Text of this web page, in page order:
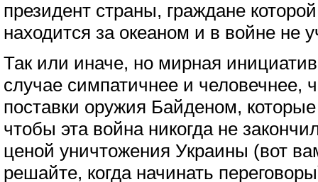
президент страны, граждане
находится за океаном и в войне не
Так или иначе, но мирная
случае симпатичнее и человечнее,
поставки оружия Байденом,
чтобы эта война никогда не
ценой уничтожения Украины (вот
решайте, когда начинать